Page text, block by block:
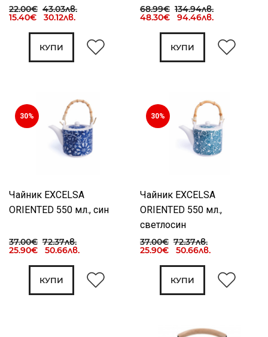
22.00€ 43.03лв.
15.40€ 30.12лв.
КУПИ
68.99€ 134.94лв.
48.30€ 94.46лв.
КУПИ
30%
Чайник EXCELSA
ORIENTED 550 мл., син
37.00€ 72.37лв.
25.90€ 50.66лв.
КУПИ
30%
Чайник EXCELSA
ORIENTED 550 мл.,
светлосин
37.00€ 72.37лв.
25.90€ 50.66лв.
КУПИ